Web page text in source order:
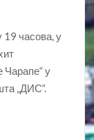
19 часова, у
Чарапе“ у
„ДИС“.